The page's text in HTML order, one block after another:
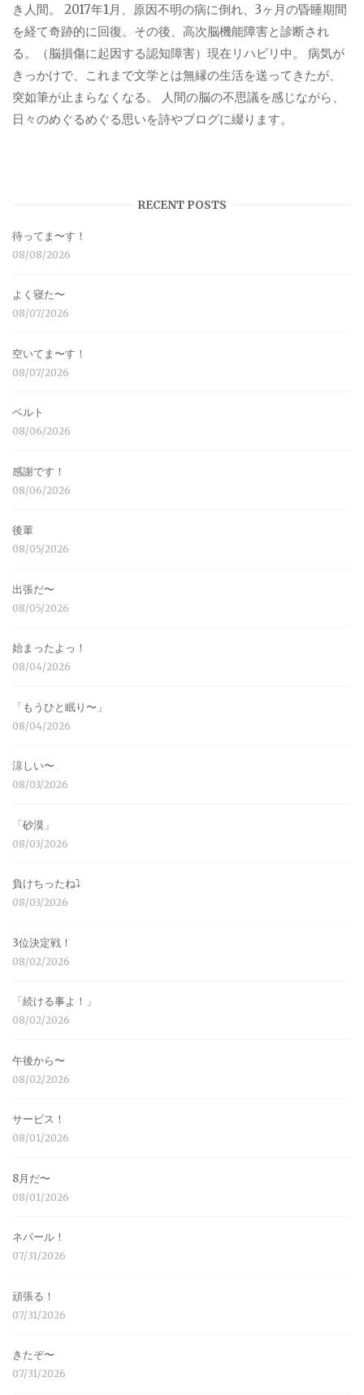
き人間。 2017年1月、原因不明の病に倒れ、3ヶ月の昏睡期間
を経て奇跡的に回復。その後、高次脳機能障害と診断され
る。（脳損傷に起因する認知障害）現在リハビリ中。 病気が
きっかけで、これまで文学とは無縁の生活を送ってきたが、
突如筆が止まらなくなる。 人間の脳の不思議を感じながら、
日々のめぐるめぐる思いを詩やブログに綴ります。
RECENT POSTS
待ってま〜す！
08/08/2026
よく寝た〜
08/07/2026
空いてま〜す！
08/07/2026
ベルト
08/06/2026
感謝です！
08/06/2026
後輩
08/05/2026
出張だ〜
08/05/2026
始まったよっ！
08/04/2026
「もうひと眠り〜」
08/04/2026
涼しい〜
08/03/2026
「砂漠」
08/03/2026
負けちったね⤵︎
08/03/2026
3位決定戦！
08/02/2026
「続ける事よ！」
08/02/2026
午後から〜
08/02/2026
サービス！
08/01/2026
8月だ〜
08/01/2026
ネパール！
07/31/2026
頑張る！
07/31/2026
きたぞ〜
07/31/2026